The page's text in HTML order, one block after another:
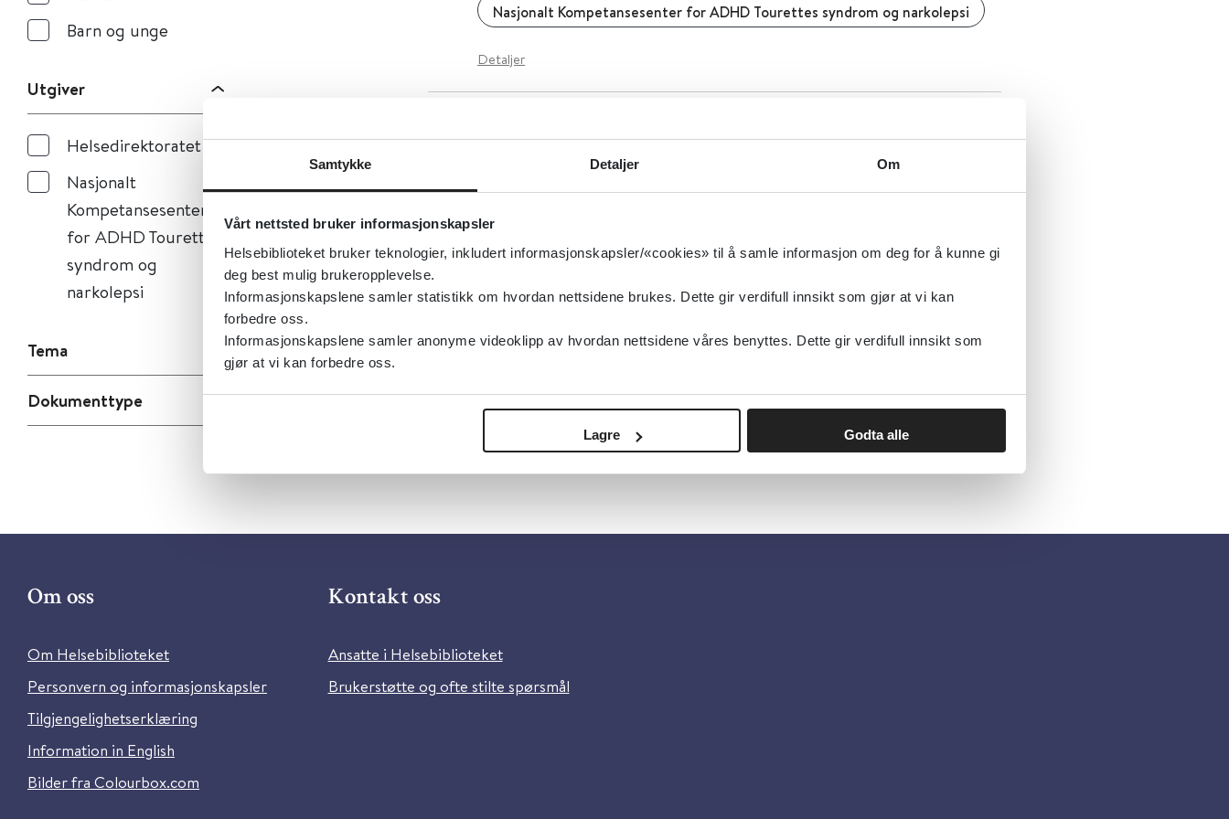
Samtykke Detaljer Om
Vårt nettsted bruker informasjonskapsler
Helsebiblioteket bruker teknologier, inkludert informasjonskapsler/«cookies» til å samle informasjon om deg for å kunne gi
deg best mulig brukeropplevelse.
Informasjonskapslene samler statistikk om hvordan nettsidene brukes. Dette gir verdifull innsikt som gjør at vi kan
forbedre oss.
Informasjonskapslene samler anonyme videoklipp av hvordan nettsidene våres benyttes. Dette gir verdifull innsikt som
gjør at vi kan forbedre oss.
Lagre Godta alle
Barn og unge
Utgiver
Helsedirektoratet
Nasjonalt
Kompetansesenter
for ADHD Tourettes
syndrom og
narkolepsi
Tema
Dokumenttype
Nasjonalt Kompetansesenter for ADHD Tourettes syndrom og narkolepsi
Detaljer
Detaljer
Om oss
Om Helsebiblioteket
Personvern og informasjonskapsler
Tilgjengelighetserklæring
Information in English
Bilder fra Colourbox.com
Kontakt oss
Ansatte i Helsebiblioteket
Brukerstøtte og ofte stilte spørsmål